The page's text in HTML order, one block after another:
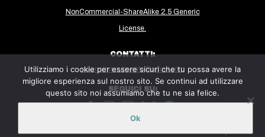
INTERNAZIONALE
AFRICA
AMERICHE
ESTREMO ORIENTE
EUROPA
NonCommercial-ShareAlike 2.5 Generic
License.
CONTATTI:
milanoinmovimento@gmail.com
SEGUICI SU:
Utilizziamo i cookie per essere sicuri che tu possa avere la
migliore esperienza sul nostro sito. Se continui ad utilizzare
questo sito noi assumiamo che tu ne sia felice.
Ok